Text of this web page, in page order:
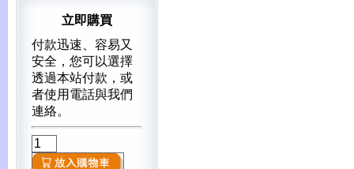
立即購買
付款迅速、容易又
安全，您可以選擇
透過本站付款，或
者使用電話與我們
連絡。